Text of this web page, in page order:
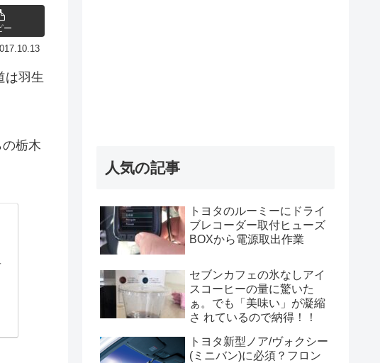
ー
は羽生
栃木
人気の記事
トヨタのルーミーにドライ
ブレコーダー取付ヒューズ
BOXから電源取出作業
セブンカフェの氷なしアイ
スコーヒーの量に驚いた
ぁ。でも「美味い」が凝縮
さ れているので納得！！
トヨタ新型ノア/ヴォクシー
(ミニバン)に必須？フロン